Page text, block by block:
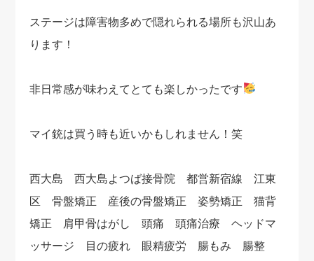
ステージは障害物多めで隠れられる場所も沢山あ
ります！
非日常感が味わえてとても楽しかったです
マイ銃は買う時も近いかもしれません！笑
西大島 西大島よつば接骨院 都営新宿線 江東
区 骨盤矯正 産後の骨盤矯正 姿勢矯正 猫背
矯正 肩甲骨はがし 頭痛 頭痛治療 ヘッドマ
ッサージ 目の疲れ 眼精疲労 腸もみ 腸整